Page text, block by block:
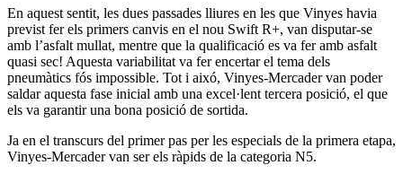
En aquest sentit, les dues passades lliures en les que Vinyes havia
previst fer els primers canvis en el nou Swift R+, van disputar-se
amb l’asfalt mullat, mentre que la qualificació es va fer amb asfalt
quasi sec! Aquesta variabilitat va fer encertar el tema dels
pneumàtics fós impossible. Tot i aixó, Vinyes-Mercader van poder
saldar aquesta fase inicial amb una excel·lent tercera posició, el que
els va garantir una bona posició de sortida.
Ja en el transcurs del primer pas per les especials de la primera etapa,
Vinyes-Mercader van ser els ràpids de la categoria N5.